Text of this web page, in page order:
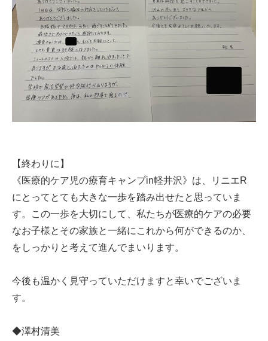
【終わりに】
《医療的ケア児の療育キャンプin軽井沢》は、リニエR
にとってとても大きな一歩を踏み出せたと思っていま
す。この一歩を大切にして、私たちが医療的ケアの必要
なお子様とその家族と一緒にこれから何ができるのか、
をしっかりと考えて進んでまいります。
今後も温かく見守っていただけますと幸いでございま
す。
◆澤村清美